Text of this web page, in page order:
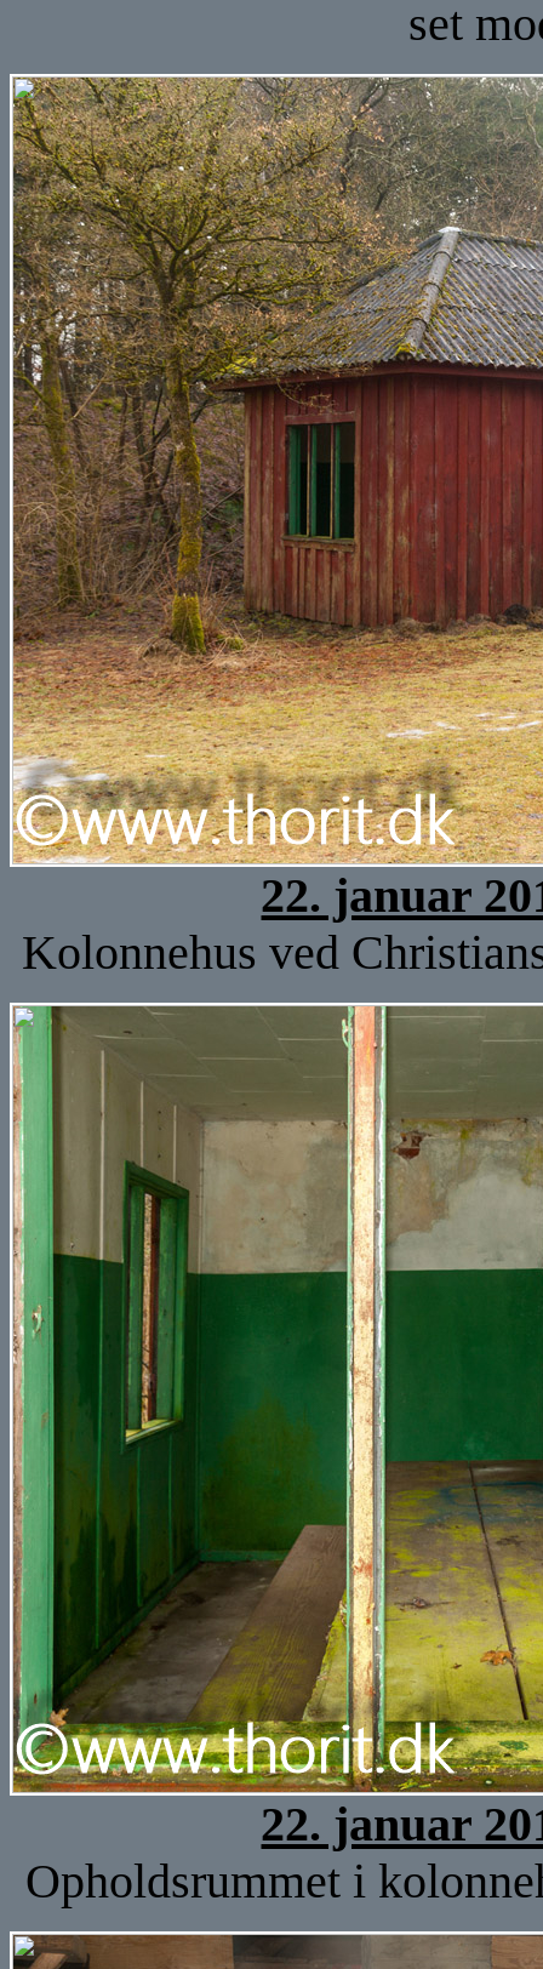
set
22. januar
Kolonnehus ved
22. januar
Opholdsrummet i